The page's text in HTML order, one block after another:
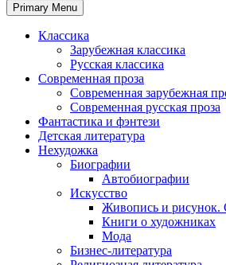
Primary Menu
Классика
Зарубежная классика
Русская классика
Современная проза
Современная зарубежная
Современная русская проза
Фантастика и фэнтези
Детская литература
Нехудожка
Биографии
Автобиографии
Искусство
Живопись и рисунок.
Книги о художниках
Мода
Бизнес-литература